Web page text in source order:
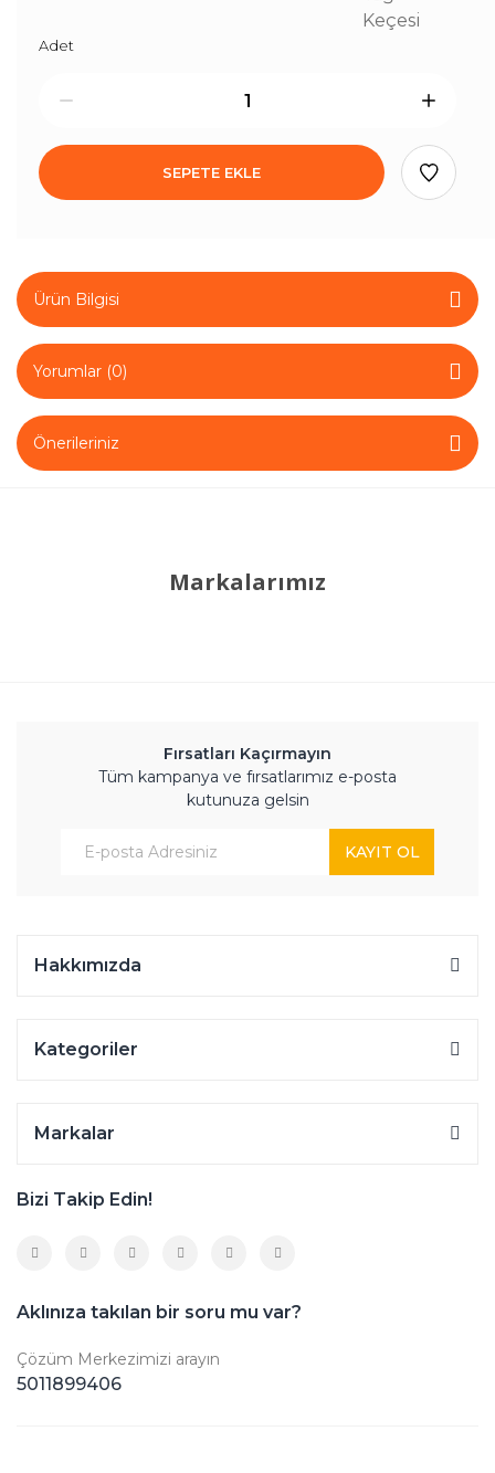
Adet
SEPETE EKLE
Ürün Bilgisi
Yorumlar (0)
Önerileriniz
Markalarımız
Fırsatları Kaçırmayın
Tüm kampanya ve fırsatlarımız e-posta
kutunuza gelsin
KAYIT OL
Hakkımızda
Kategoriler
Markalar
Bizi Takip Edin!
Aklınıza takılan bir soru mu var?
Çözüm Merkezimizi arayın
5011899406